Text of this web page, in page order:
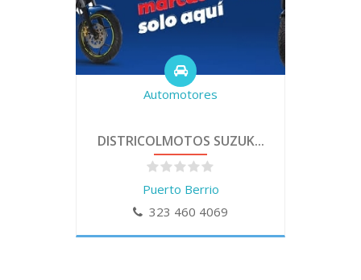
Automotores
DISTRICOLMOTOS SUZUK...
Puerto Berrio
323 460 4069